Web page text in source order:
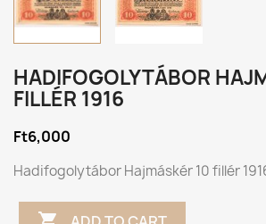
HADIFOGOLYTÁBOR
FILLÉR 1916
Ft6,000
Hadifogolytábor Hajmáskér 10 fillér